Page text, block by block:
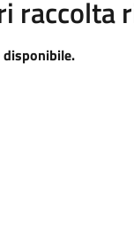
raccolta
disponibile.